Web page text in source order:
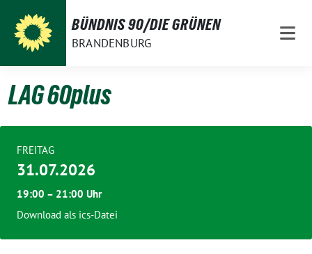
zum
Inhalt
BÜNDNIS 90/DIE GRÜNEN
BRANDENBURG
LAG 60plus
FREITAG
31.07.2026
19:00 – 21:00 Uhr
Download als ics-Datei